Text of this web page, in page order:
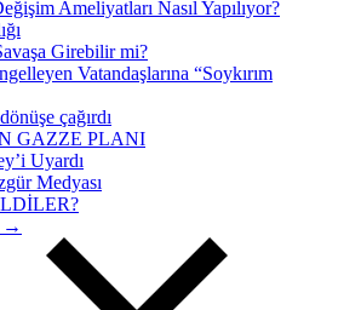
Ameliyatları Nasıl Yapılıyor?
Girebilir mi?
Vatandaşlarına “Soykırım
çağırdı
GAZZE PLANI
Uyardı
Medyası
→